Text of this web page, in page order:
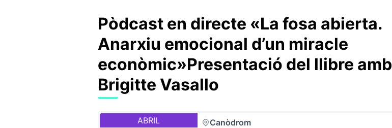
Pòdcast en directe «La fosa abierta.
Anarxiu emocional d’un miracle
econòmic»Presentació del llibre amb
Brigitte Vasallo
ABRIL Canòdrom